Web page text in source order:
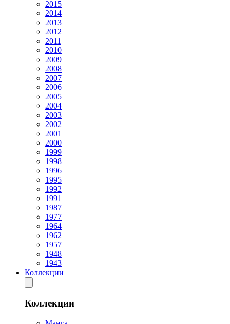
2015
2014
2013
2012
2011
2010
2009
2008
2007
2006
2005
2004
2003
2002
2001
2000
1999
1998
1996
1995
1992
1991
1987
1977
1964
1962
1957
1948
1943
Коллекции
Коллекции